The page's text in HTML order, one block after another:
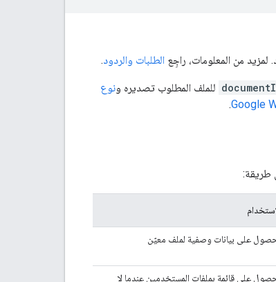
لمزيد من المعلومات، راجِع الطلبات والردود.
للملف المطلوب تصديره ونوع
.
على بيانات وصفية لملف معيّن
على قائمة بملفات المستخدمين عندما لا